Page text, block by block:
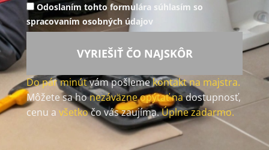
Odoslaním tohto formulára súhlasím so
spracovaním osobných údajov
VYRIEŠIŤ ČO NAJSKÔR
Do pár minútvám pošlemekontakt na majstra.
Môžete sa honezáväzne opýtať nadostupnosť,
cenu a všetkočo vás zaujíma.Úplne zadarmo.